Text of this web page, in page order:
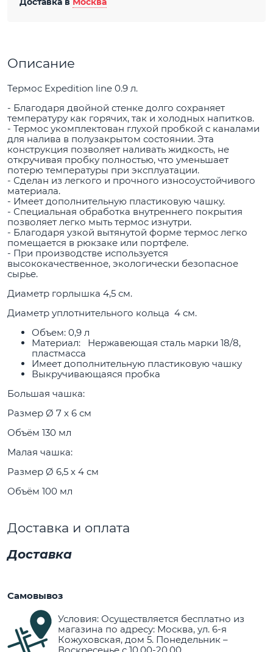
Описание
Термос Expedition line 0.9 л.
- Благодаря двойной стенке долго сохраняет
температуру как горячих, так и холодных напитков.
- Термос укомплектован глухой пробкой с каналами
для налива в полузакрытом состоянии. Эта
конструкция позволяет наливать жидкость, не
откручивая пробку полностью, что уменьшает
потерю температуры при эксплуатации.
- Сделан из легкого и прочного износоустойчивого
материала.
- Имеет дополнительную пластиковую чашку.
- Специальная обработка внутреннего покрытия
позволяет легко мыть термос изнутри.
- Благодаря узкой вытянутой форме термос легко
помещается в рюкзаке или портфеле.
- При производстве используется
высококачественное, экологически безопасное
сырье.
Диаметр горлышка 4,5 см.
Диаметр уплотнительного кольца 4 см.
Объем: 0,9 л
Материал: Нержавеющая сталь марки 18/8,
пластмасса
Имеет дополнительную пластиковую чашку
Выкручивающаяся пробка
Большая чашка:
Размер Ø 7 х 6 см
Объём 130 мл
Малая чашка:
Размер Ø 6,5 х 4 см
Объём 100 мл
Доставка и оплата
Доставка
Самовывоз
Условия: Осуществляется бесплатно из
магазина по адресу: Москва, ул. 6-я
Кожуховская, дом 5. Понедельник –